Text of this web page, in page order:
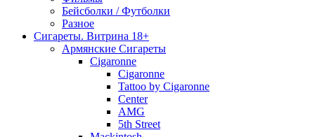
Бейсболки / Футболки
Разное
Сигареты. Витрина 18+
Армянские Сигареты
Cigaronne
Cigaronne
Tattoo by Cigaronne
Center
AMG
5th Street